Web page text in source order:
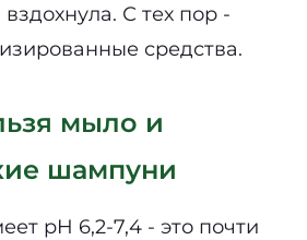
С тех пор -
средства.
мыло и
шампуни
pH 6,2-7,4 - это почти